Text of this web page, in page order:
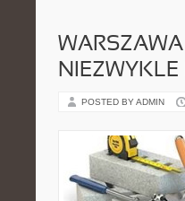
POSTED BY ADMIN